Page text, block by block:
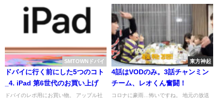
SMTOWNドバイ
ドバイに行く前にした5つのコト
_4. iPad 第6世代のお買い上げ
ドバイのレポ用にお買い物。 アップル社
東方神起
4話はVODのみ。3話チャンミン
チーム、レオくん奮闘！
コロナに豪雨…怖いですね。 地元の放送